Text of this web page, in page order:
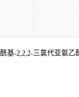
基-2,2,2-三氯代亚氨乙